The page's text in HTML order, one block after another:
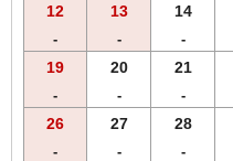
ださいませ。
※仕入れの状況よって内容が変
12
-
13
-
14
-
19
-
20
-
21
-
26
-
27
-
28
-